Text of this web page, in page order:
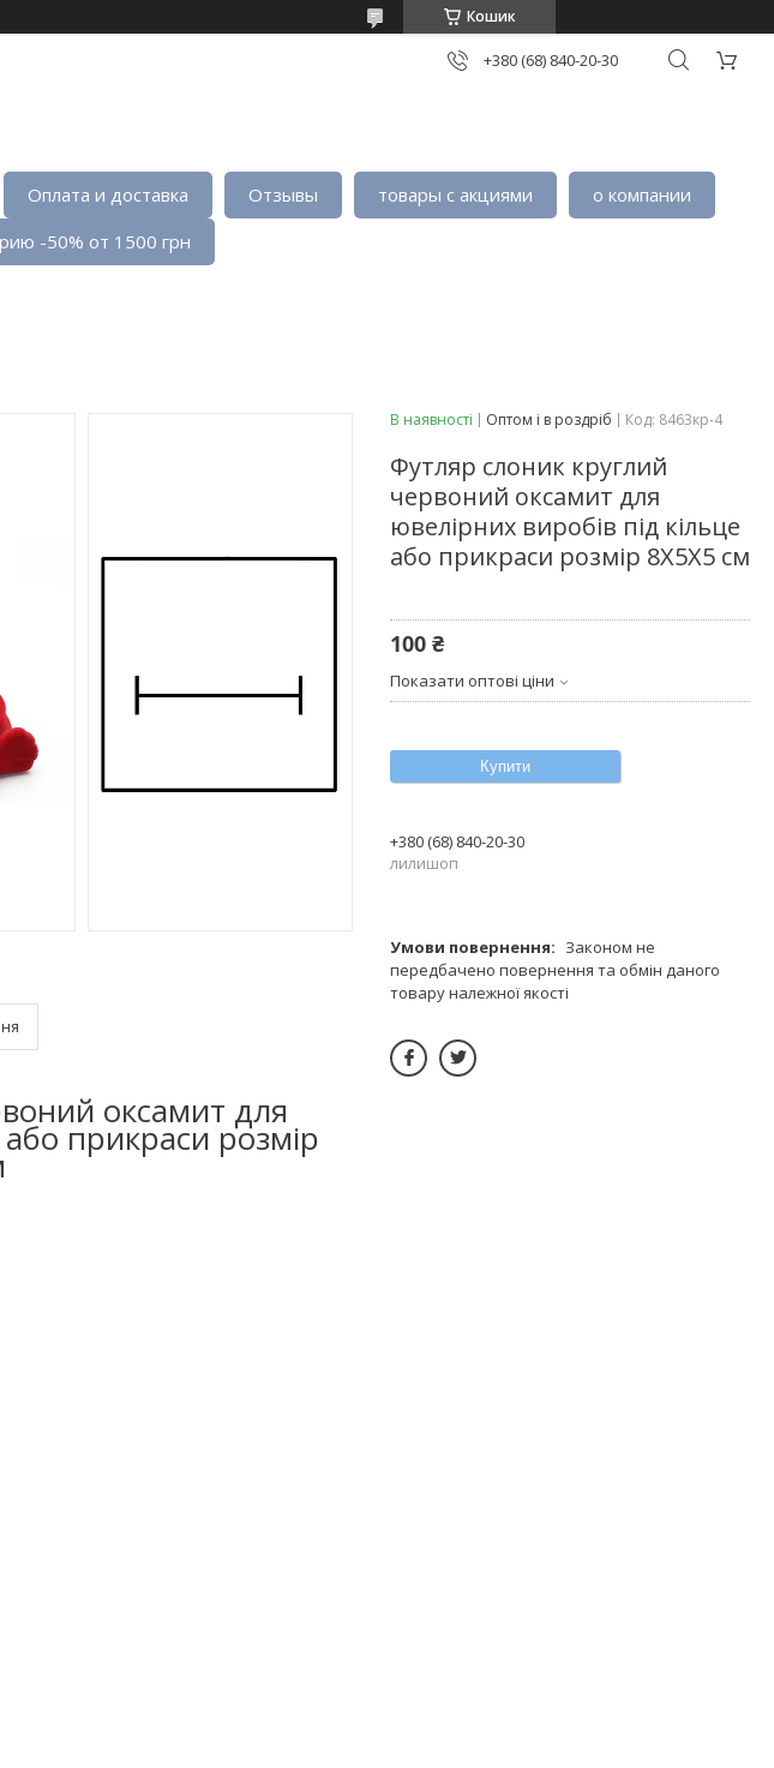
Кошик
+380 (68) 840-20-30
Оплата и доставка Отзывы товары с акциями
о компании
-50% от 1500 грн
оксамит для
прикраси розмір
В наявності Оптом і в роздріб Код: 8463кр-4
Футляр слоник круглий
червоний оксамит для
ювелірних виробів під кільце
або прикраси розмір 8Х5Х5 см
100 ₴
Показати оптові ціни
Купити
+380 (68) 840-20-30
лилишоп
Законом не
передбачено повернення та обмін даного
товару належної якості